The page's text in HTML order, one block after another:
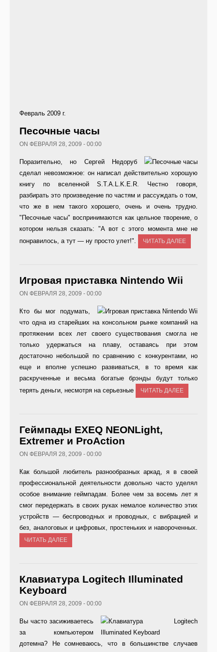
Февраль 2009 г.
Песочные часы
ON ФЕВРАЛЯ 28, 2009 - 00:00
Поразительно, но Сергей Недоруб
сделал невозможное: он написал действительно хорошую
книгу по вселенной S.T.A.L.K.E.R. Честно говоря,
разбирать это произведение по частям и рассуждать о том,
что же в нем такого хорошего, очень и очень трудно.
"Песочные часы" воспринимаются как цельное творение, о
котором нельзя сказать: "А вот с этого момента мне не
понравилось, а тут — ну просто улет!".
ЧИТАТЬ ДАЛЕЕ
Игровая приставка Nintendo Wii
ON ФЕВРАЛЯ 28, 2009 - 00:00
Кто бы мог подумать,
что одна из старейших на консольном рынке компаний на
протяжении всех лет своего существования смогла не
только удержаться на плаву, оставаясь при этом
достаточно небольшой по сравнению с конкурентами, но
еще и вполне успешно развиваться, в то время как
раскрученные и весьма богатые брэнды будут только
терять деньги, несмотря на серьезные
ЧИТАТЬ ДАЛЕЕ
Геймпады EXEQ NEONLight,
Extremer и ProAction
ON ФЕВРАЛЯ 28, 2009 - 00:00
Как большой любитель разнообразных аркад, я в своей
профессиональной деятельности довольно часто уделял
особое внимание геймпадам. Более чем за восемь лет я
смог передержать в своих руках немалое количество этих
устройств — беспроводных и проводных, с вибрацией и
без, аналоговых и цифровых, простеньких и навороченных.
ЧИТАТЬ ДАЛЕЕ
Клавиатура Logitech Illuminated
Keyboard
ON ФЕВРАЛЯ 28, 2009 - 00:00
Вы часто засиживаетесь
за компьютером
дотемна? Не сомневаюсь, что в большинстве случаев